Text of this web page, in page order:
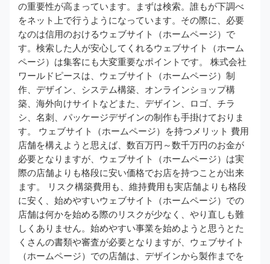
の重要性が高まっています。まずは検索。誰もが下調べ
をネット上で行うようになっています。その際に、必要
なのは信用のおけるウェブサイト（ホームページ）で
す。検索した人が安心してくれるウェブサイト（ホーム
ページ）は集客にも大変重要なポイントです。 株式会社
ワールドピースは、ウェブサイト（ホームページ）制
作、デザイン、システム構築、オンラインショップ構
築、海外向けサイトなどまた、デザイン、ロゴ、チラ
シ、名刺、パッケージデザインの制作も手掛けておりま
す。 ウェブサイト（ホームページ）を持つメリット 費用
店舗を構えようと思えば、数百万円～数千万円のお金が
必要となりますが、ウェブサイト（ホームページ）は実
際の店舗よりも格段に安い価格でお店を持つことが出来
ます。 リスク構築費用も、維持費用も実店舗よりも格段
に安く、始めやすいウェブサイト（ホームページ）での
店舗は何かを始める際のリスクが少なく、やり直しも難
しくありません。始めやすい事業を始めようと思うとた
くさんの書類や審査が必要となりますが、ウェブサイト
（ホームページ）での店舗は、デザインから製作までを